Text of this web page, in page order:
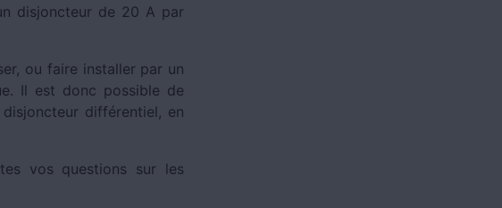
disjoncteur de 20 A par
ou faire installer par un
Il est donc possible de
différentiel, en
vos questions sur les